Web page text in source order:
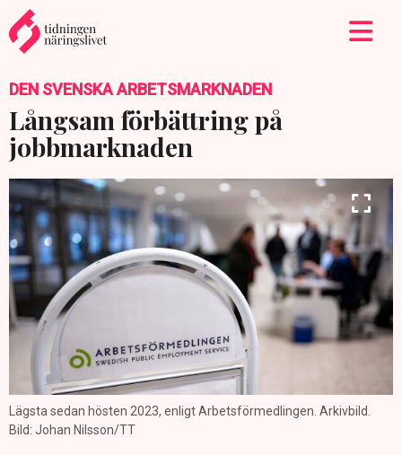
DEN SVENSKA ARBETSMARKNADEN
Långsam förbättring på
jobbmarknaden
Lägsta sedan hösten 2023, enligt Arbetsförmedlingen. Arkivbild.
Bild: Johan Nilsson/TT